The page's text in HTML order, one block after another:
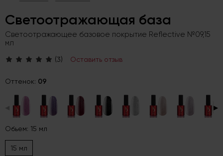
Светоотражающая база
Светоотражающее базовое покрытие Reflective №09,15
мл
(3) Оставить отзыв
Оттенок: 09
▶
Обьем: 15 мл
15 мл